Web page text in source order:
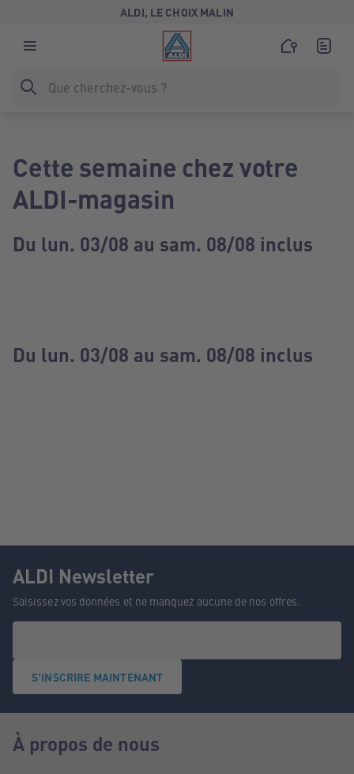
ALDI, LE CHOIX MALIN
Cette semaine chez votre
ALDI-magasin
Du lun. 03/08 au sam. 08/08 inclus
Du lun. 03/08 au sam. 08/08 inclus
ALDI Newsletter
Saisissez vos données et ne manquez aucune de nos offres.
S'INSCRIRE MAINTENANT
À propos de nous